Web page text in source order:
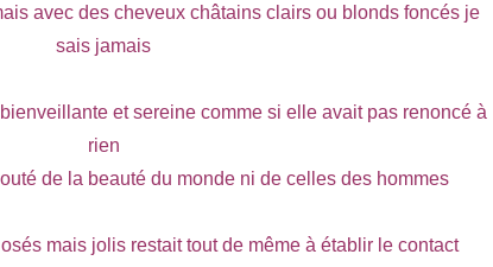
avec des cheveux châtains clairs ou blonds foncés je
sais jamais
et sereine comme si elle avait pas renoncé à
rien
de la beauté du monde ni de celles des hommes
mais jolis restait tout de même à établir le contact